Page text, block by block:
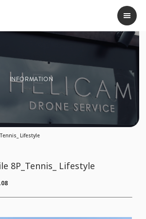
INFORMATION
Lifestyle
8P_Tennis_ Lifestyle